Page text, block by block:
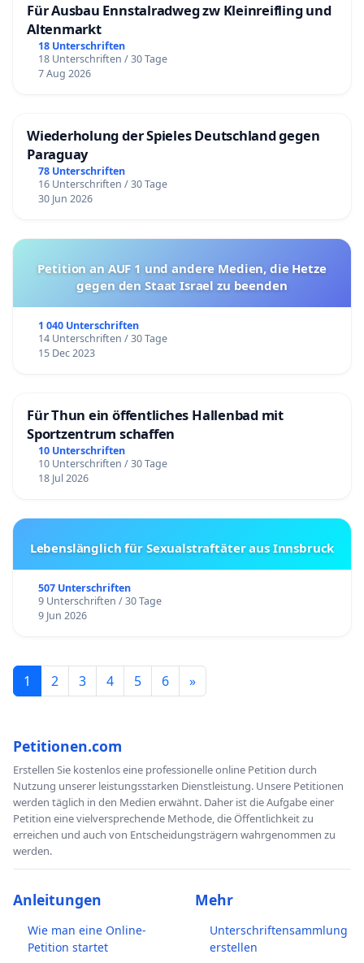
Für Ausbau Ennstalradweg zw Kleinreifling und
Altenmarkt
18 Unterschriften
18 Unterschriften / 30 Tage
7 Aug 2026
Wiederholung der Spieles Deutschland gegen
Paraguay
78 Unterschriften
16 Unterschriften / 30 Tage
30 Jun 2026
Petition an AUF 1 und andere Medien, die Hetze
gegen den Staat Israel zu beenden
1 040 Unterschriften
14 Unterschriften / 30 Tage
15 Dec 2023
Für Thun ein öffentliches Hallenbad mit
Sportzentrum schaffen
10 Unterschriften
10 Unterschriften / 30 Tage
18 Jul 2026
Lebenslänglich für Sexualstraftäter aus Innsbruck
507 Unterschriften
9 Unterschriften / 30 Tage
9 Jun 2026
1 2 3 4 5 6 »
Petitionen.com
Erstellen Sie kostenlos eine professionelle online Petition durch
Nutzung unserer leistungsstarken Dienstleistung. Unsere Petitionen
werden täglich in den Medien erwähnt. Daher ist die Aufgabe einer
Petition eine vielversprechende Methode, die Öffentlichkeit zu
erreichen und auch von Entscheidungsträgern wahrgenommen zu
werden.
Anleitungen
Wie man eine Online-
Petition startet
Mehr
Unterschriftensammlung
erstellen